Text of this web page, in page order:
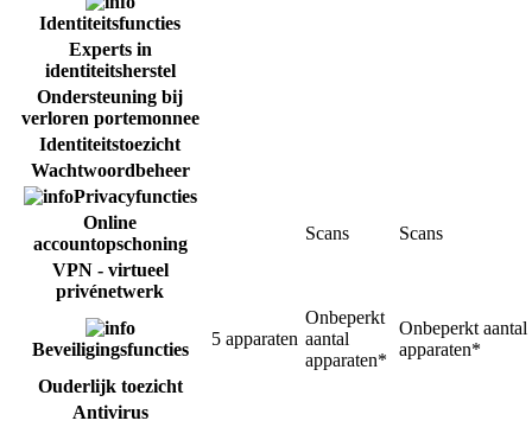
Identiteitsfuncties
Experts in
identiteitsherstel
Ondersteuning bij
verloren portemonnee
Identiteitstoezicht
Wachtwoordbeheer
Privacyfuncties
Online
accountopschoning
Scans
Scans
VPN - virtueel
privénetwerk
Beveiligingsfuncties
5 apparaten
Onbeperkt
aantal
apparaten*
Onbeperkt aantal
apparaten*
Ouderlijk toezicht
Antivirus